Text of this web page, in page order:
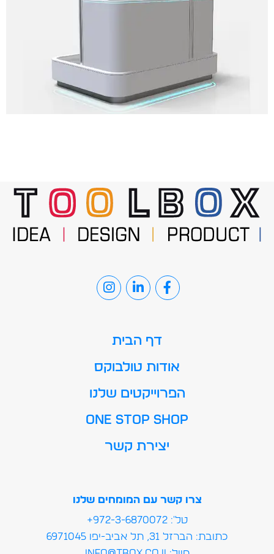
צרו קשר עם המומחים שלנו
טל': 972-3-6870072+
כתובת: הברזל 31, תל אביב-יפו 6971045
דף הבית
אודות טולבוקס
הפרוייקטים שלנו
ONE STOP SHOP
יצירת קשר